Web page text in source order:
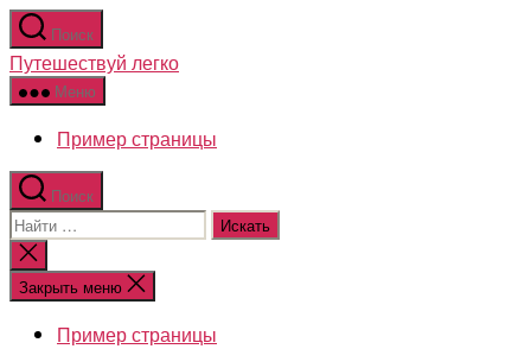
Перейти
к
содержимому
Поиск
Путешествуй легко
Меню
Пример страницы
Поиск
Поиск:
Закрыть
поиск
Закрыть меню
Пример страницы